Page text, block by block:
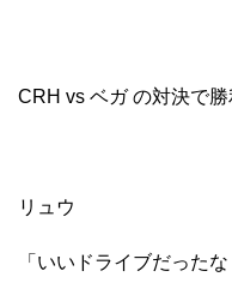
CRH vs ベガ の対決で勝
リュウ
「いいドライブだった